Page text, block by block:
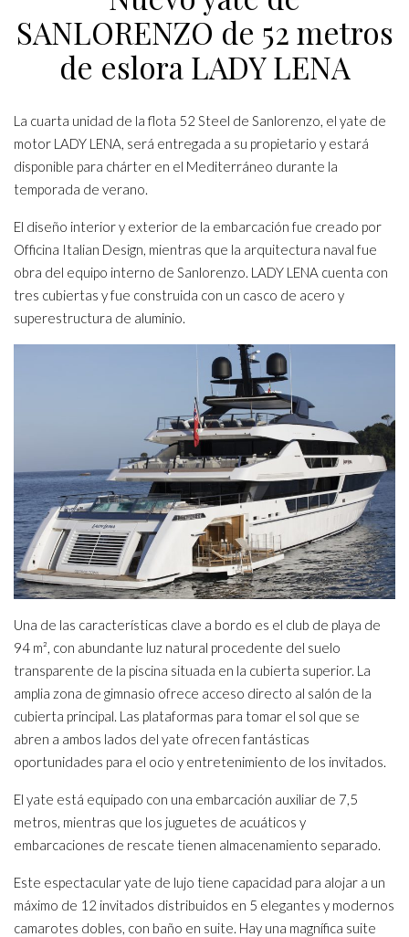
SANLORENZO de 52 metros
de eslora LADY LENA
La cuarta unidad de la flota 52 Steel de Sanlorenzo, el yate de
motor LADY LENA, será entregada a su propietario y estará
disponible para chárter en el Mediterráneo durante la
temporada de verano.
El diseño interior y exterior de la embarcación fue creado por
Officina Italian Design, mientras que la arquitectura naval fue
obra del equipo interno de Sanlorenzo. LADY LENA cuenta con
tres cubiertas y fue construida con un casco de acero y
superestructura de aluminio.
Una de las características clave a bordo es el club de playa de
94 m², con abundante luz natural procedente del suelo
transparente de la piscina situada en la cubierta superior. La
amplia zona de gimnasio ofrece acceso directo al salón de la
cubierta principal. Las plataformas para tomar el sol que se
abren a ambos lados del yate ofrecen fantásticas
oportunidades para el ocio y entretenimiento de los invitados.
El yate está equipado con una embarcación auxiliar de 7,5
metros, mientras que los juguetes de acuáticos y
embarcaciones de rescate tienen almacenamiento separado.
Este espectacular yate de lujo tiene capacidad para alojar a un
máximo de 12 invitados distribuidos en 5 elegantes y modernos
camarotes dobles, con baño en suite. Hay una magnífica suite